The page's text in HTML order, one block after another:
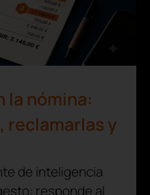
la nómina:
reclamarlas y
de inteligencia
responde al